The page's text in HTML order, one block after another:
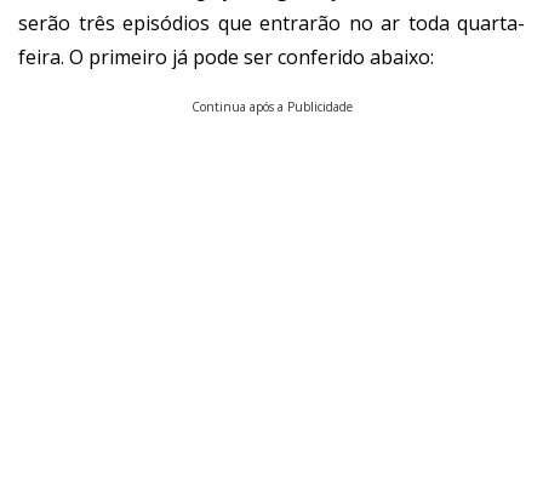
serão três episódios que entrarão no ar toda quarta-
feira. O primeiro já pode ser conferido abaixo:
Continua após a Publicidade